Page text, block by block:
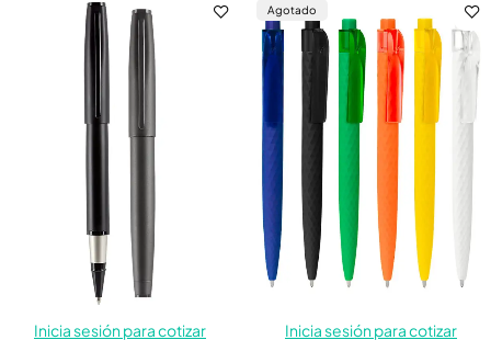
Inicia sesión para cotizar
Agotado
Inicia sesión para cotizar